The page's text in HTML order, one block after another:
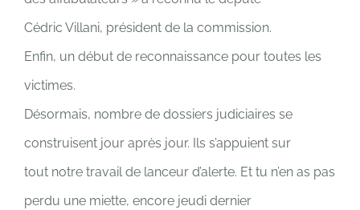
Cédric Villani, président de la commission.
Enfin, un début de reconnaissance pour toutes les
victimes.
Désormais, nombre de dossiers judiciaires se
construisent jour après jour. Ils s’appuient sur
tout notre travail de lanceur d’alerte. Et tu n’en as pas
perdu une miette, encore jeudi dernier